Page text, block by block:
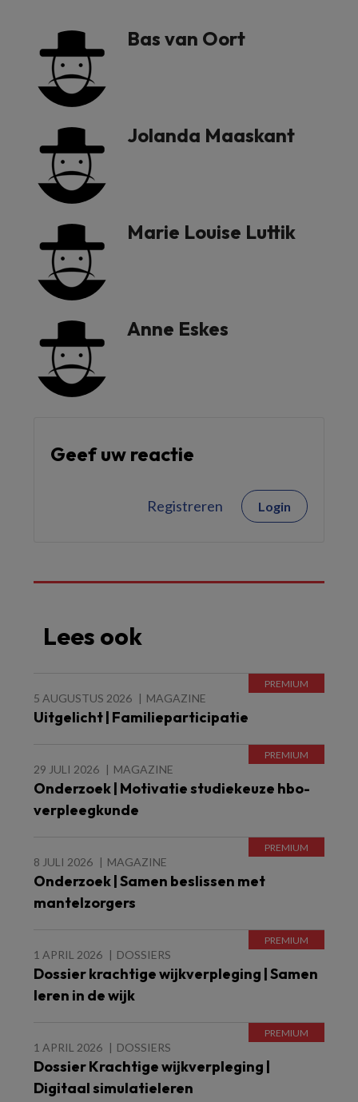
Bas van Oort
Jolanda Maaskant
Marie Louise Luttik
Anne Eskes
Geef uw reactie
Registreren Login
Lees ook
5 AUGUSTUS 2026 MAGAZINE
Uitgelicht | Familieparticipatie
29 JULI 2026 MAGAZINE
Onderzoek | Motivatie studiekeuze hbo-
verpleegkunde
8 JULI 2026 MAGAZINE
Onderzoek | Samen beslissen met
mantelzorgers
1 APRIL 2026 DOSSIERS
Dossier krachtige wijkverpleging | Samen
leren in de wijk
1 APRIL 2026 DOSSIERS
Dossier Krachtige wijkverpleging |
Digitaal simulatieleren